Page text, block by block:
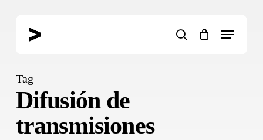
search
Menu
Tag
Difusión de
transmisiones